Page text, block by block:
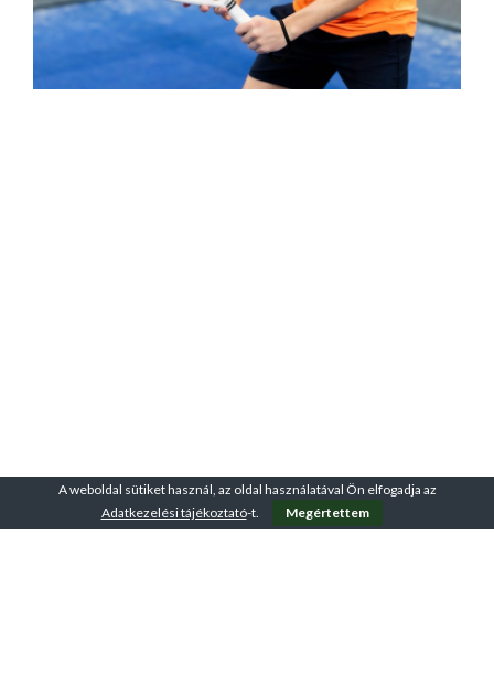
A weboldal sütiket használ, az oldal használatával Ön elfogadja az
Adatkezelési tájékoztató-t. Megértettem